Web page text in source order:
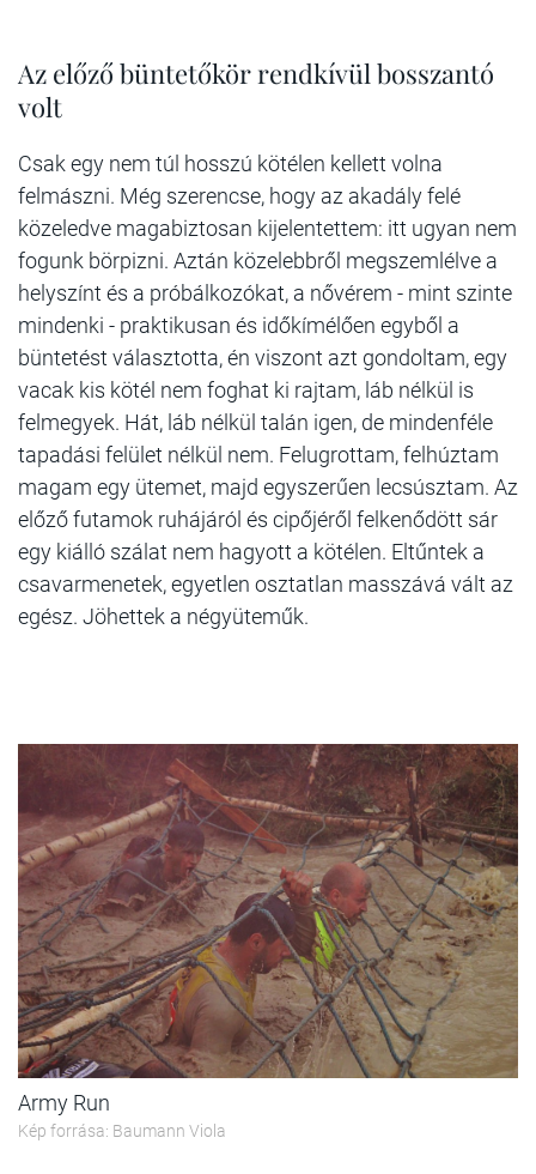
Az előző büntetőkör rendkívül bosszantó
volt
Csak egy nem túl hosszú kötélen kellett volna
felmászni. Még szerencse, hogy az akadály felé
közeledve magabiztosan kijelentettem: itt ugyan nem
fogunk börpizni. Aztán közelebbről megszemlélve a
helyszínt és a próbálkozókat, a nővérem - mint szinte
mindenki - praktikusan és időkímélően egyből a
büntetést választotta, én viszont azt gondoltam, egy
vacak kis kötél nem foghat ki rajtam, láb nélkül is
felmegyek. Hát, láb nélkül talán igen, de mindenféle
tapadási felület nélkül nem. Felugrottam, felhúztam
magam egy ütemet, majd egyszerűen lecsúsztam. Az
előző futamok ruhájáról és cipőjéről felkenődött sár
egy kiálló szálat nem hagyott a kötélen. Eltűntek a
csavarmenetek, egyetlen osztatlan masszává vált az
egész. Jöhettek a négyüteműk.
Army Run
Kép forrása: Baumann Viola